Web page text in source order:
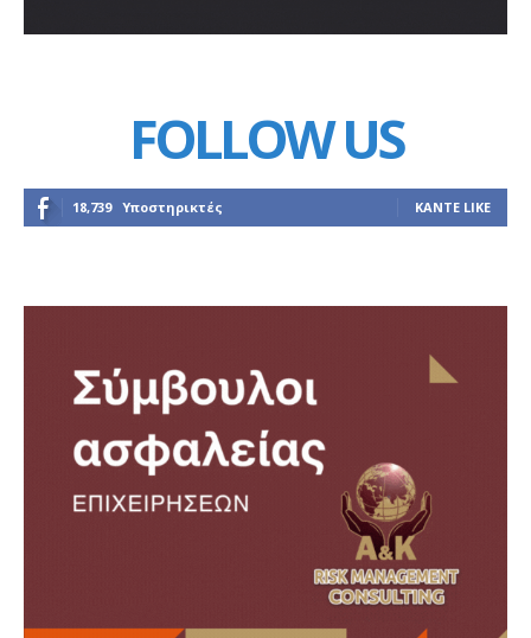
FOLLOW US
18,739 Υποστηρικτές ΚΆΝΤΕ LIKE